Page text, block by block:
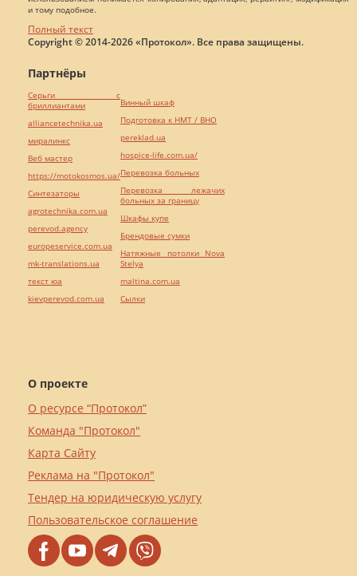
и тому подобное.
Полный текст
Copyright © 2014-2026 «Протокол». Все права защищены.
О проекте
О ресурсе “Протокол”
Команда "Протокол"
Карта Сайту
Реклама на "Протокол"
Тендер на юридическую услугу
Пользовательское соглашение
Партнёры
Серьги с
бриллиантами
alliancetechnika.ua
миралинкс
Веб мастер
https://motokosmos.ua/
Синтезаторы
agrotechnika.com.ua
perevod.agency
europeservice.com.ua
mk-translations.ua
текст юа
kievperevod.com.ua
Винный шкаф
Подготовка к НМТ / ВНО
pereklad.ua
hospice-life.com.ua/
Перевозка больных
Перевозка лежачих
больных за границу
Шкафы купе
Брендовые сумки
Натяжные потолки Nova
Stelya
maltina.com.ua
Cылки